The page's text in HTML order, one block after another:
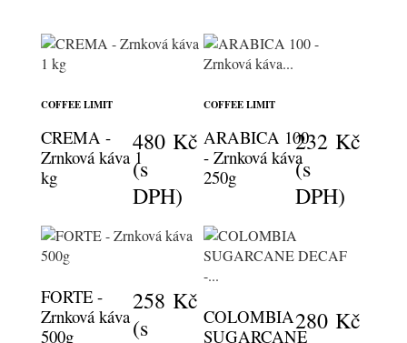
COFFEE LIMIT
CREMA -
Zrnková káva 1
kg
480 Kč
(s
DPH)
COFFEE LIMIT
ARABICA 100
- Zrnková káva
250g
232 Kč
(s
DPH)
FORTE -
Zrnková káva
500g
258 Kč
(s
COLOMBIA
SUGARCANE
280 Kč